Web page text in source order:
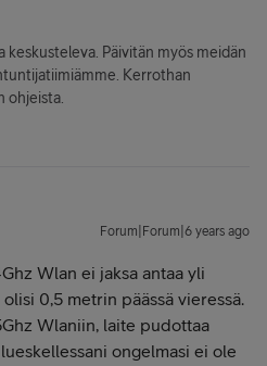
keskusteleva. Päivitän myös meidän
Kerrothan
ohjeista.
Forum|Forum|6 years ago
Wlan ei jaksa antaa yli
0,5 metrin päässä vieressä.
Wlaniin, laite pudottaa
ongelmasi ei ole